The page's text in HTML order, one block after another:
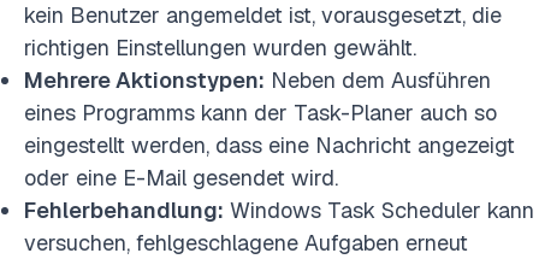
kein Benutzer angemeldet ist, vorausgesetzt, die
richtigen Einstellungen wurden gewählt.
Mehrere Aktionstypen: Neben dem Ausführen
eines Programms kann der Task-Planer auch so
eingestellt werden, dass eine Nachricht angezeigt
oder eine E-Mail gesendet wird.
Fehlerbehandlung: Windows Task Scheduler kann
versuchen, fehlgeschlagene Aufgaben erneut